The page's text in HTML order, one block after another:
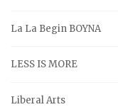
La La Begin BOYNA
LESS IS MORE
Liberal Arts